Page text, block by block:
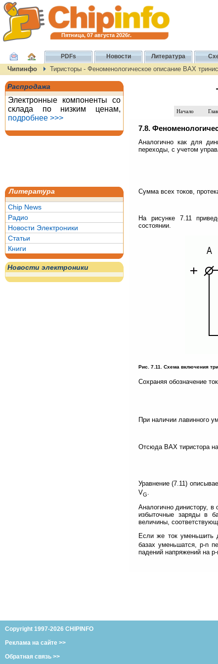
Пятница, 07 августа 2026г.
PDFs Новости Литература
Чипинфо Тиристоры - Феноменологическое описание ВАХ
Распродажа
Электронные компоненты со
склада по низким ценам,
подробнее >>>
Литература
Chip News
Радио
Новости Электроники
Статьи
Книги
Новости электроники
Начало
7.8.
Аналогично как для
переходы, с учетом
Сумма всех токов,
На рисунке 7.11
состоянии.
Рис. 7.11. Схема включения
Сохраняя обозначение
При наличии лавинного
Отсюда ВАХ тиристора
Уравнение (7.11)
VG
Аналогично динистору, в
избыточные заряды в
величины,
Если же ток уменьшить
базах уменьшатся, р-n
падений напряжений на
Copyright 1997-2026 CHIPINFO
Реклама на сайте >>
Обратная связь >>